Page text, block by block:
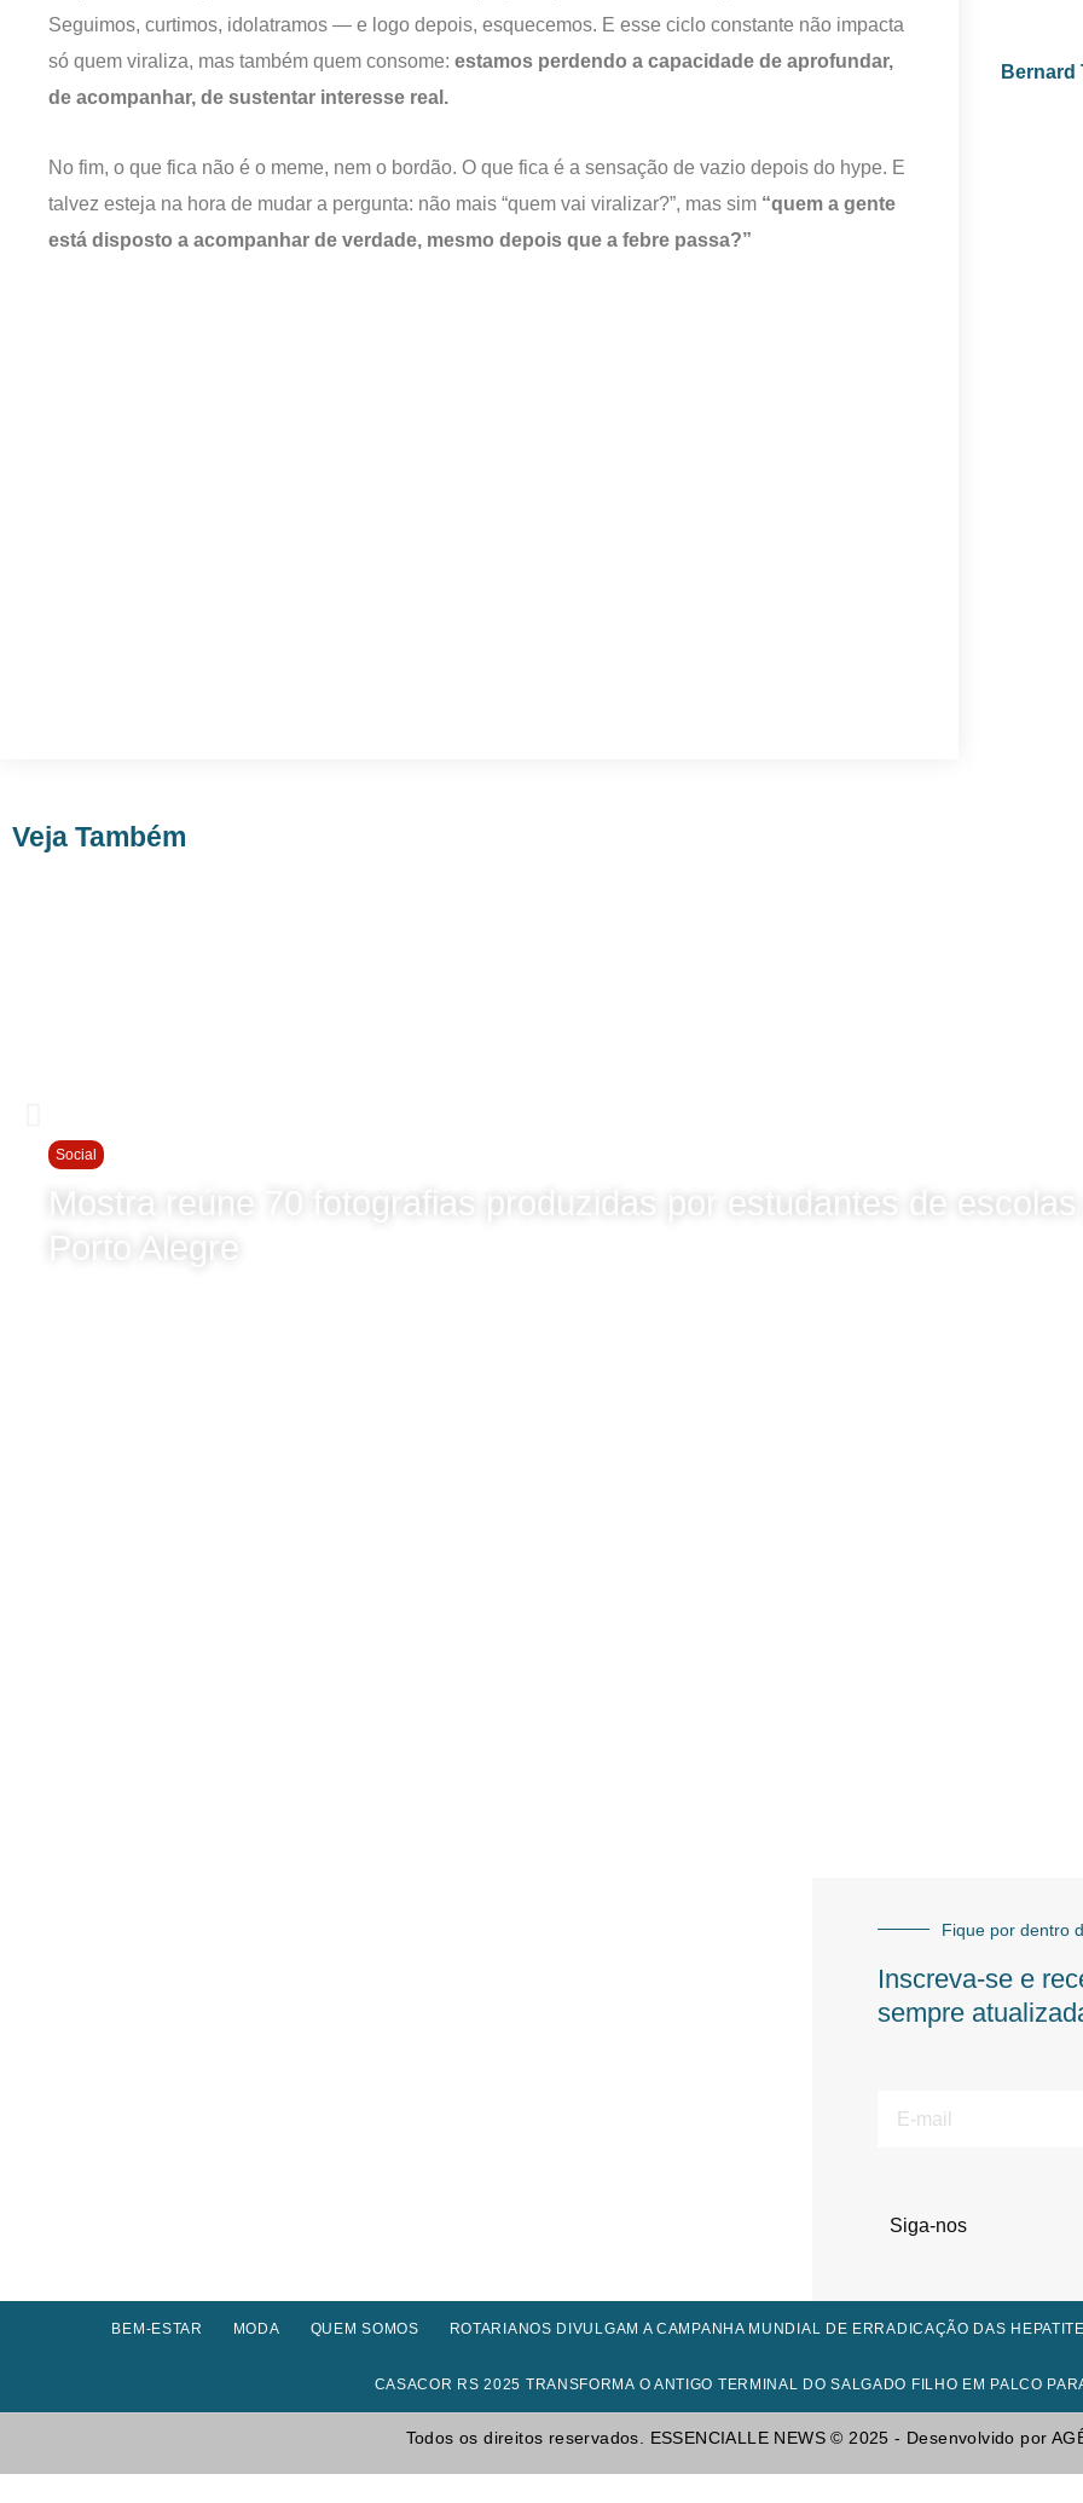
Seguimos, curtimos, idolatramos — e logo depois, esquecemos. E esse ciclo constante não impacta
só quem viraliza, mas também quem consome: estamos perdendo a capacidade de aprofundar,
de acompanhar, de sustentar interesse real.
No fim, o que fica não é o meme, nem o bordão. O que fica é a sensação de vazio depois do hype. E
talvez esteja na hora de mudar a pergunta: não mais “quem vai viralizar?”, mas sim “quem a gente
está disposto a acompanhar de verdade, mesmo depois que a febre passa?”
Bernard
Veja Também
Social
Mostra reúne 70 fotografias produzidas por estudantes de
Porto Alegre
Fique por dentro
Inscreva-se e
sempre
Siga-nos
BEM-ESTAR MODA QUEM SOMOS ROTARIANOS DIVULGAM A CAMPANHA MUNDIAL DE ERRADICAÇÃO DAS
CASACOR RS 2025 TRANSFORMA O ANTIGO TERMINAL DO SALGADO FILHO EM PALCO
Todos os direitos reservados. ESSENCIALLE NEWS © 2025 - Desenvolvido por